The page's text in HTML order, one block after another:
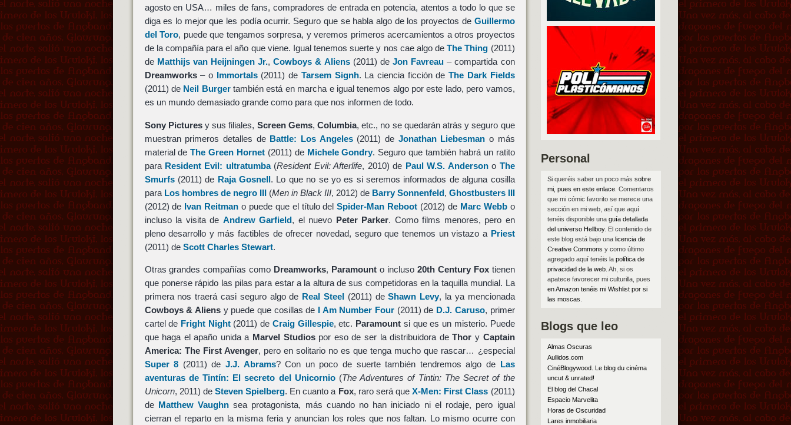
agosto en USA… miles de fans, compradores de entrada en potencia, atentos a todo lo que se
diga es lo mejor que les podía ocurrir. Seguro que se habla algo de los proyectos de Guillermo
del Toro, puede que tengamos sorpresa, y veremos primeros acercamientos a otros proyectos
de la compañía para el año que viene. Igual tenemos suerte y nos cae algo deThe Thing (2011)
de Matthijs van Heijningen Jr.,Cowboys & Aliens(2011) deJon Favreau – compartida con
Dreamworks– o Immortals(2011) de Tarsem Signh. La ciencia ficción deThe Dark Fields
(2011) de Neil Burgertambién está en marcha e igual tenemos algo por este lado, pero vamos,
es un mundo demasiado grande como para que nos informen de todo.
Sony Picturesy sus filiales, Screen Gems, Columbia, etc., no se quedarán atrás y seguro que
muestran primeros detalles de Battle: Los Angeles(2011) de Jonathan Liebesman o más
material deThe Green Hornet(2011) de Michele Gondry. Seguro que también habrá un ratito
para Resident Evil: ultratumba(Resident Evil: Afterlife, 2010) de Paul W.S. Andersono The
Smurfs(2011) de Raja Gosnell. Lo que no se yo es si seremos informados de alguna cosilla
para Los hombres de negro III(Men in Black III, 2012) de Barry Sonnenfeld, Ghostbusters III
(2012) de Ivan Reitman o puede que el título delSpider-Man Reboot (2012) de Marc Webbo
incluso la visita de Andrew Garfield, el nuevo Peter Parker. Como films menores, pero en
pleno desarrollo y más factibles de ofrecer novedad, seguro que tenemos un vistazo a Priest
(2011) de Scott Charles Stewart.
Otras grandes compañías como Dreamworks, Paramount o incluso 20th Century Foxtienen
que ponerse rápido las pilas para estar a la altura de sus competidoras en la taquilla mundial. La
primera nos traerá casi seguro algo de Real Steel(2011) deShawn Levy, la ya mencionada
Cowboys & Aliensy puede que cosillas de I Am Number Four (2011) de D.J. Caruso, primer
cartel de Fright Night(2011) de Craig Gillespie, etc. Paramount si que es un misterio. Puede
que haga el apaño unida a Marvel Studiospor eso de ser la distribuidora deThor y Captain
America: The First Avenger, pero en solitario no es que tenga mucho que rascar… ¿especial
Super 8 (2011) de J.J. Abrams? Con un poco de suerte también tendremos algo de Las
aventuras de Tintín: El secreto del Unicornio(The Adventures of Tintin: The Secret of the
Unicorn, 2011) de Steven Spielberg. En cuanto a Fox, raro será queX-Men: First Class (2011)
de Matthew Vaughnsea protagonista, más cuando no han iniciado ni el rodaje, pero igual
cierran el reparto en la misma feria y anuncian los roles que nos faltan. Lo mismo ocurre con
Personal
Si queréis saber un poco más sobre
mi, pues en este enlace. Comentaros
que mi cómic favorito se merece una
sección en mi web, así que aquí
tenéis disponible una guía detallada
del universo Hellboy. El contenido de
este blog está bajo una licencia de
Creative Commons y como último
agregado aquí tenéis la política de
privacidad de la web. Ah, si os
apatece favorecer mi culturilla, pues
en Amazon tenéis mi Wishlist por si
las moscas
Blogs que leo
Almas Oscuras
Aullidos.com
CinéBlogywood. Le blog du cinéma
uncut & unrated!
El blog del Chacal
Espacio Marvelita
Horas de Oscuridad
Lares inmobiliaria